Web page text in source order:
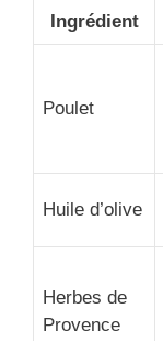
Ingrédient
Poulet
Huile d’olive
Herbes de
Provence